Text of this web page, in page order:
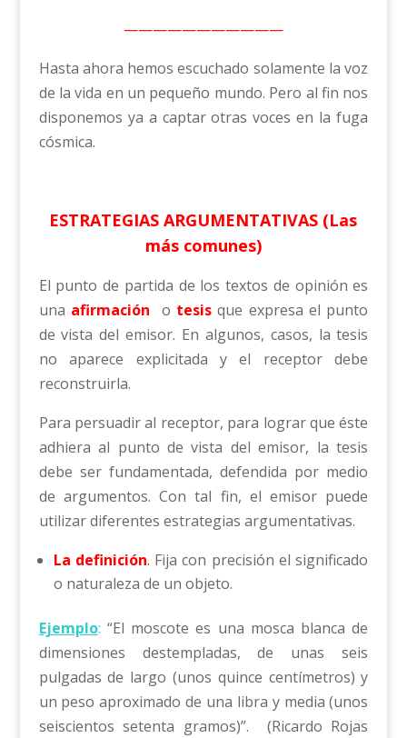
———————————
Hasta ahora hemos escuchado solamente la voz
de la vida en un pequeño mundo. Pero al fin nos
disponemos ya a captar otras voces en la fuga
cósmica.
ESTRATEGIAS ARGUMENTATIVAS (Las
más comunes)
El punto de partida de los textos de opinión es
una afirmación o tesis que expresa el punto
de vista del emisor. En algunos, casos, la tesis
no aparece explicitada y el receptor debe
reconstruirla.
Para persuadir al receptor, para lograr que éste
adhiera al punto de vista del emisor, la tesis
debe ser fundamentada, defendida por medio
de argumentos. Con tal fin, el emisor puede
utilizar diferentes estrategias argumentativas.
La definición. Fija con precisión el significado
o naturaleza de un objeto.
Ejemplo: “El moscote es una mosca blanca de
dimensiones destempladas, de unas seis
pulgadas de largo (unos quince centímetros) y
un peso aproximado de una libra y media (unos
seiscientos setenta gramos)”. (Ricardo Rojas